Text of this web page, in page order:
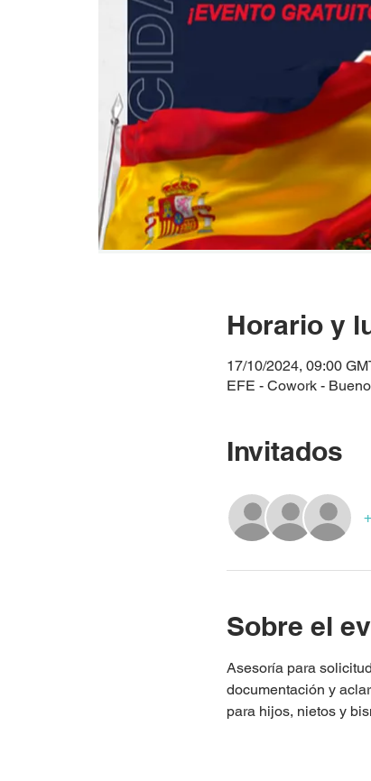
Horario y
17/10/2024, 09:00
EFE - Cowork -
Invitados
Sobre el
Asesoría para
documentación y
para hijos, nietos y